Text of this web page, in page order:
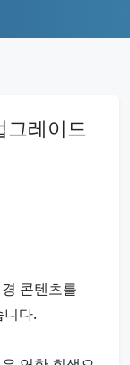
그레이드
콘텐츠를
다.